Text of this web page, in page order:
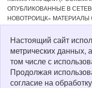
ОПУБЛИКОВАННЫЕ В
НОВОТРОИЦК»
ЗАКОНОДАТЕЛЬСТВОМ РФ.
ДОПУСКАЕТСЯ ТОЛЬКО ПО
ОБЯЗАТЕЛЬНОЙ
НЕСЕТ
МАТЕРИАЛОВ,
ТРУДА. НОВОТРОИЦК», А
КОТОРЫЕ ДАНЫ
Настоящий сайт
метрических данных,
том числе с
Продолжая
согласие на